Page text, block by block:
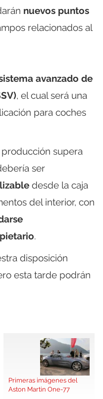
nuevos puntos
relacionados al
avanzado de
, el cual será una
para coches
supera
ser
desde la caja
del interior, con
.
disposición
esta tarde podrán
Primeras imágenes del
Aston Martin One-77